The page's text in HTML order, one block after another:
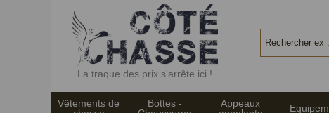
La traque des prix s'arrête ici !
Vêtements de
Bottes -
Appeaux